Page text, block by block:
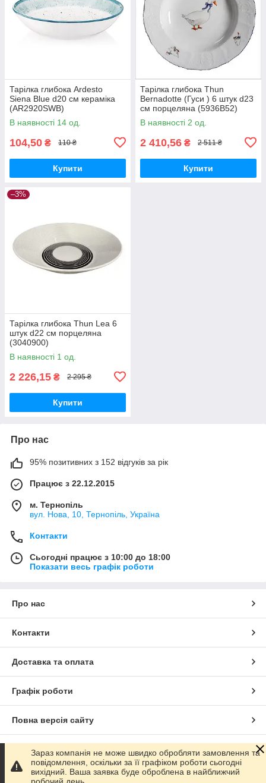
Тарілка глибока Ardesto
Siena Blue d20 см кераміка
(AR2920SWB)
В наявності 14 од.
104,50 ₴ 110 ₴
Купити
Тарілка глибока Thun
Bernadotte (Гуси ) 6 штук d23
см порцеляна (5936B52)
В наявності 2 од.
2 410,56 ₴ 2 511 ₴
Купити
–3%
Тарілка глибока Thun Lea 6
штук d22 см порцеляна
(3040900)
В наявності 1 од.
2 226,15 ₴ 2 295 ₴
Купити
Про нас
95% позитивних з 152 відгуків за рік
Працює з 22.12.2015
м. Тернопіль
вул. Нова, 10, Тернопіль, Україна
Контакти
Сьогодні працює з 10:00 до 18:00
Показати весь графік роботи
Про нас
Контакти
Доставка та оплата
Графік роботи
Повна версія сайту
Сайт створено на маркетплейсі Prom.ua
Політика конфіденційності
Зараз компанія не може швидко обробляти замовлення та
повідомлення, оскільки за її графіком роботи сьогодні
вихідний. Ваша заявка буде оброблена в найближчий